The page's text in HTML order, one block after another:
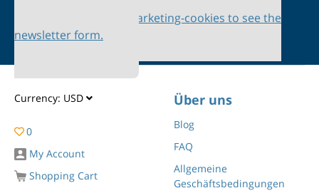
Please accept marketing-cookies to see the
newsletter form.
Currency: USD
0
My Account
Shopping Cart
Über uns
Blog
FAQ
Allgemeine
Geschäftsbedingungen